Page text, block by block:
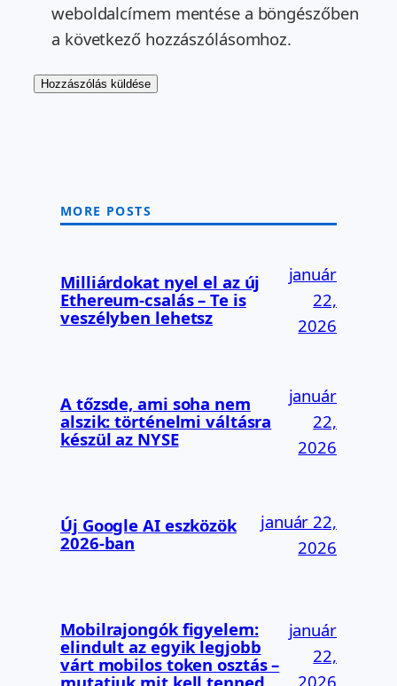
weboldalcímem mentése a böngészőben
a következő hozzászólásomhoz.
MORE POSTS
Milliárdokat nyel el az új
Ethereum-csalás – Te is
veszélyben lehetsz
január
22,
2026
A tőzsde, ami soha nem
alszik: történelmi váltásra
készül az NYSE
január
22,
2026
Új Google AI eszközök
2026-ban
január 22,
2026
Mobilrajongók figyelem:
elindult az egyik legjobb
várt mobilos token osztás –
január
22,
2026